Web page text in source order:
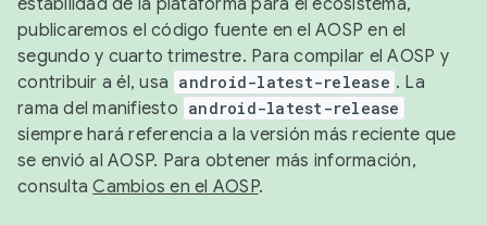
estabilidad de la plataforma para el ecosistema,
publicaremos el código fuente en el AOSP en el
segundo y cuarto trimestre. Para compilar el AOSP y
contribuir a él, usa android-latest-release . La
rama del manifiesto android-latest-release
siempre hará referencia a la versión más reciente que
se envió al AOSP. Para obtener más información,
consultaCambios en el AOSP.